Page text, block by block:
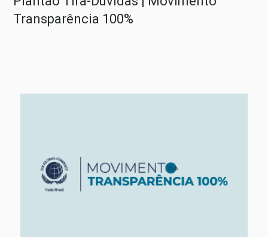
Transparência 100%